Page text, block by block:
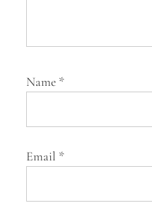
Name *
Email *